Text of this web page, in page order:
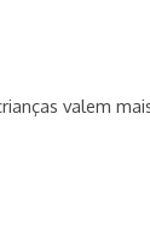
valem